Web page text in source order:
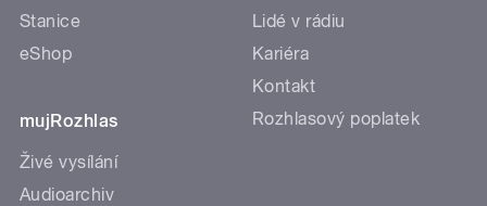
Stanice
eShop
mujRozhlas
Živé vysílání
Audioarchiv
Lidé v rádiu
Kariéra
Kontakt
Rozhlasový poplatek